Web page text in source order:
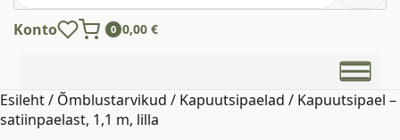
Konto 0 0,00 €
Esileht/ Õmblustarvikud / Kapuutsipaelad / Kapuutsipael –
satiinpaelast, 1,1 m, lilla